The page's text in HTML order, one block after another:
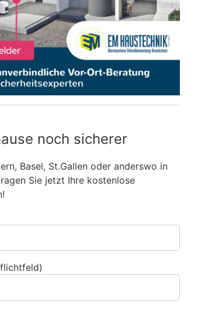
noch sicherer
Basel, St.Gallen oder anderswo in
Sie jetzt Ihre kostenlose